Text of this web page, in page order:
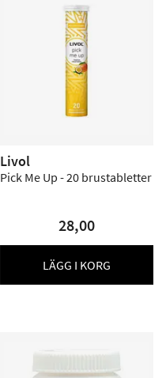
Livol
Pick Me Up - 20 brustabletter
28,00
LÄGG I KORG